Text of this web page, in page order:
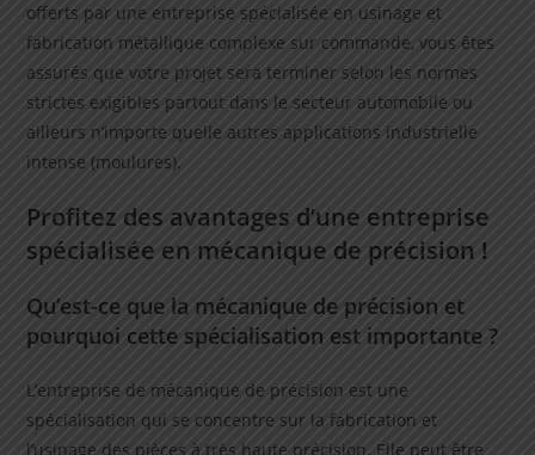
offerts par une entreprise spécialisée en usinage et
fabrication métallique complexe sur commande, vous êtes
assurés que votre projet sera terminer selon les normes
strictes exigibles partout dans le secteur automobile ou
ailleurs n’importe quelle autres applications industrielle
intense (moulures).
Profitez des avantages d’une entreprise
spécialisée en mécanique de précision !
Qu’est-ce que la mécanique de précision et
pourquoi cette spécialisation est importante ?
L’entreprise de mécanique de précision est une
spécialisation qui se concentre sur la fabrication et
l’usinage des pièces à très haute précision. Elle peut être